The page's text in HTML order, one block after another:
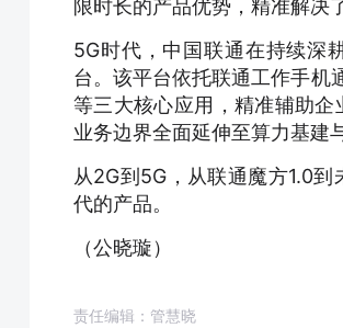
限时长的产品优势，精准解决
5G时代，中国联通在持续深
台。该平台依托联通工作手机
等三大核心应用，精准辅助
业务边界全面延伸至算力基建
从2G到5G，从联通魔方1.0
代的产品。
（公晓璇）
责任编辑：管慧晓